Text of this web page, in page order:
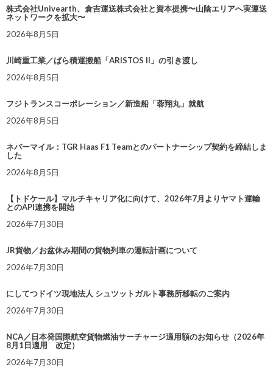
株式会社Univearth、倉吉運送株式会社と資本提携〜山陰エリアへ実運送
ネットワークを拡大〜
2026年8月5日
川崎重工業／ばら積運搬船「ARISTOS II」の引き渡し
2026年8月5日
フジトランスコーポレーション／新造船「蓉翔丸」就航
2026年8月5日
ネバーマイル：TGR Haas F1 Teamとのパートナーシップ契約を締結しま
した
2026年8月5日
【トドケール】マルチキャリア化に向けて、2026年7月よりヤマト運輸
とのAPI連携を開始
2026年7月30日
JR貨物／お盆休み期間の貨物列車の運転計画について
2026年7月30日
にしてつドイツ現地法人 シュツットガルト事務所移転のご案内
2026年7月30日
NCA／日本発国際航空貨物燃油サーチャージ適用額のお知らせ（2026年
8月1日適用 改定）
2026年7月30日